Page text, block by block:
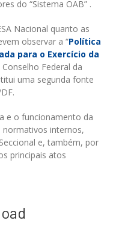
do “Sistema OAB” .
Nacional quanto as
observar a “Política
para o Exercício da
Federal da
uma segunda fonte
e o funcionamento da
normativos internos,
e, também, por
principais atos